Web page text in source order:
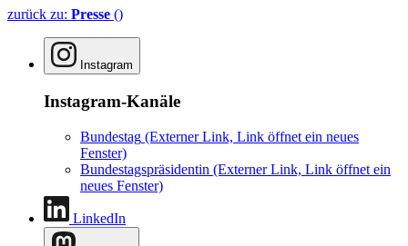
zurück zu: Presse ()
Instagram
Instagram-Kanäle
Bundestag (Externer Link, Link öffnet ein neues
Fenster)
Bundestagspräsidentin (Externer Link, Link öffnet ein
neues Fenster)
LinkedIn